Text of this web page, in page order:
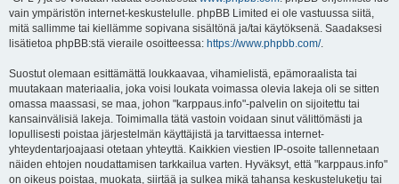
vain ympäristön internet-keskustelulle. phpBB Limited ei ole vastuussa siitä,
mitä sallimme tai kiellämme sopivana sisältönä ja/tai käytöksenä. Saadaksesi
lisätietoa phpBB:stä vieraile osoitteessa: https://www.phpbb.com/.
Suostut olemaan esittämättä loukkaavaa, vihamielistä, epämoraalista tai
muutakaan materiaalia, joka voisi loukata voimassa olevia lakeja oli se sitten
omassa maassasi, se maa, johon "karppaus.info"-palvelin on sijoitettu tai
kansainvälisiä lakeja. Toimimalla tätä vastoin voidaan sinut välittömästi ja
lopullisesti poistaa järjestelmän käyttäjistä ja tarvittaessa internet-
yhteydentarjoajaasi otetaan yhteyttä. Kaikkien viestien IP-osoite tallennetaan
näiden ehtojen noudattamisen tarkkailua varten. Hyväksyt, että "karppaus.info"
on oikeus poistaa, muokata, siirtää ja sulkea mikä tahansa keskusteluketju tai